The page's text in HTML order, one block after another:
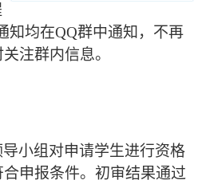
知均在QQ群中通知，不再
注群内信息。
小组对申请学生进行资格
申报条件。初审结果通过